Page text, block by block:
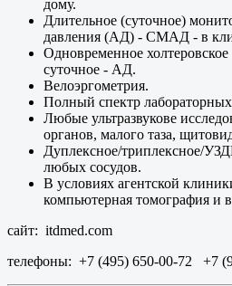
дому.
Длительное (суточное)
давления (АД) - СМАД - в
Одновременное
суточное - АД.
Велоэргометрия.
Полный спектр лабораторных
Любые ультразвукове
органов, малого таза,
Дуплексное/триплексное/
любых сосудов.
В условиях агентской
компьютерная томография и
сайт: itdmed.com
телефоны: +7 (495) 650-00-72 +7